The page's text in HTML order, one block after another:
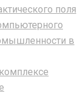
поля
в